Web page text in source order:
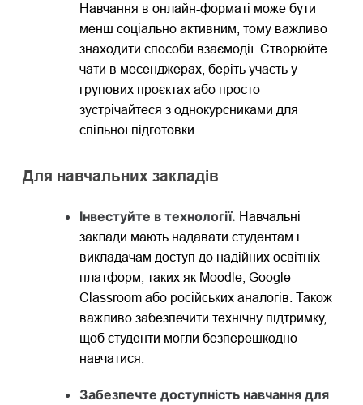
Навчання в онлайн-форматі може бути
менш соціально активним, тому важливо
знаходити способи взаємодії. Створюйте
чати в месенджерах, беріть участь у
групових проєктах або просто
зустрічайтеся з однокурсниками для
спільної підготовки.
Для навчальних закладів
Інвестуйте в технології. Навчальні
заклади мають надавати студентам і
викладачам доступ до надійних освітніх
платформ, таких як Moodle, Google
Classroom або російських аналогів. Також
важливо забезпечити технічну підтримку,
щоб студенти могли безперешкодно
навчатися.
Забезпечте доступність навчання для